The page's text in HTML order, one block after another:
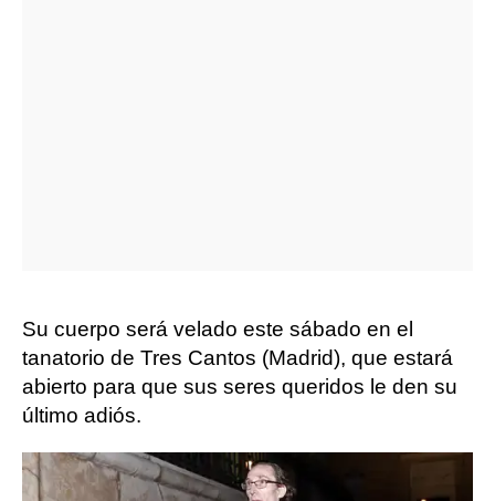
Su cuerpo será velado este sábado en el
tanatorio de Tres Cantos (Madrid), que estará
abierto para que sus seres queridos le den su
último adiós.